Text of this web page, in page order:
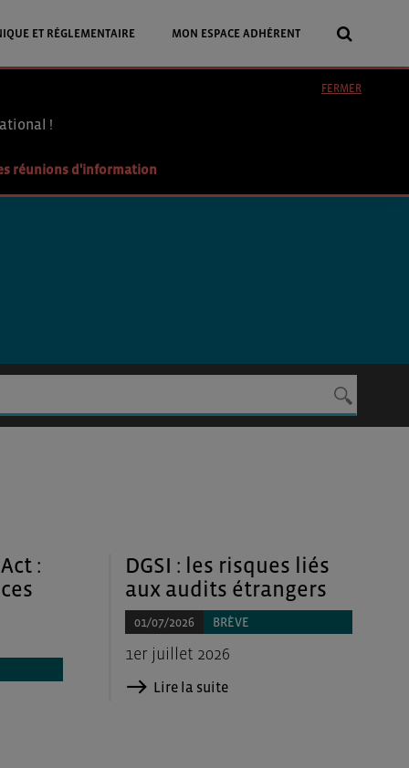
ET RÉGLEMENTAIRE MON ESPACE ADHÉRENT
!
réunions d'information
FERMER
:
DGSI : les risques liés
aux audits étrangers
01/07/2026 BRÈVE
1er juillet 2026
Lire la suite